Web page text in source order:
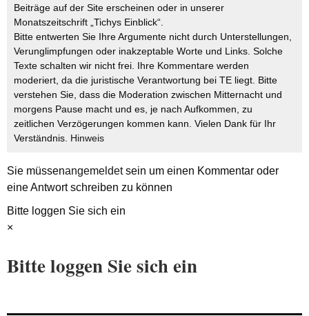
Beiträge auf der Site erscheinen oder in unserer
Monatszeitschrift „Tichys Einblick“.
Bitte entwerten Sie Ihre Argumente nicht durch Unterstellungen,
Verunglimpfungen oder inakzeptable Worte und Links. Solche
Texte schalten wir nicht frei. Ihre Kommentare werden
moderiert, da die juristische Verantwortung bei TE liegt. Bitte
verstehen Sie, dass die Moderation zwischen Mitternacht und
morgens Pause macht und es, je nach Aufkommen, zu
zeitlichen Verzögerungen kommen kann. Vielen Dank für Ihr
Verständnis. Hinweis
Sie müssenangemeldetsein um einen Kommentar oder
eine Antwort schreiben zu können
Bitte loggen Sie sich ein
×
Bitte loggen Sie sich ein